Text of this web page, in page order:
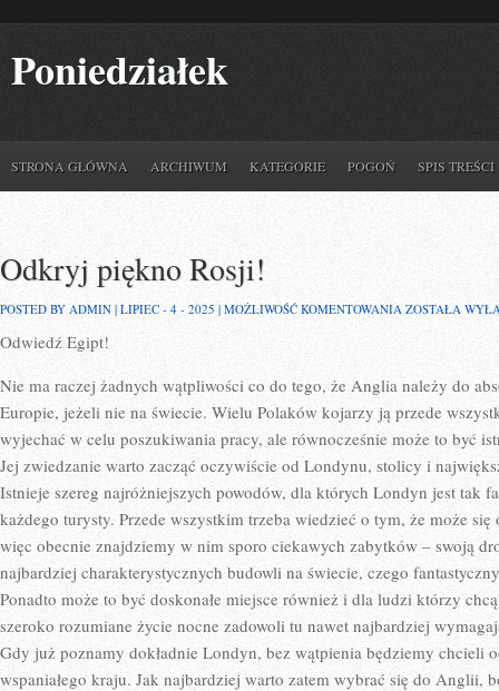
Poniedziałek
STRONA GŁÓWNA ARCHIWUM KATEGORIE POGOŃ SPIS TREŚCI
Odkryj piękno Rosji!
POSTED BY ADMIN | LIPIEC - 4 - 2025 | MOŻLIWOŚĆ KOMENTOWANIA ODKRYJ
ZOSTAŁA
Odwiedź Egipt!
Nie ma raczej żadnych wątpliwości co do tego, że Anglia należy do
Europie, jeżeli nie na świecie. Wielu Polaków kojarzy ją przede
wyjechać w celu poszukiwania pracy, ale równocześnie może to być
Jej zwiedzanie warto zacząć oczywiście od Londynu, stolicy i
Istnieje szereg najróżniejszych powodów, dla których Londyn jest tak
każdego turysty. Przede wszystkim trzeba wiedzieć o tym, że może
więc obecnie znajdziemy w nim sporo ciekawych zabytków – swoją
najbardziej charakterystycznych budowli na świecie, czego
Ponadto może to być doskonałe miejsce również i dla ludzi którzy
szeroko rozumiane życie nocne zadowoli tu nawet najbardziej
Gdy już poznamy dokładnie Londyn, bez wątpienia będziemy chcieli
wspaniałego kraju. Jak najbardziej warto zatem wybrać się do Anglii,